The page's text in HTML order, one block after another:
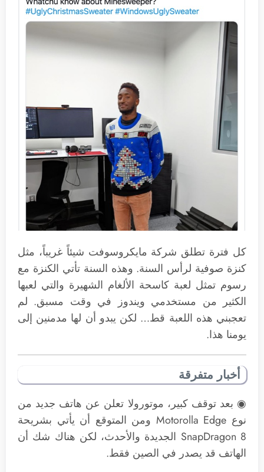
كل فترة تطلق شركة مايكروسوفت شيئاً غريباً، مثل
كنزة صوفية لرأس السنة. وهذه السنة تأتي الكنزة مع
رسوم تمثل لعبة كاسحة الألغام الشهيرة والتي لعبها
الكثير من مستخدمي ويندوز في وقت مسبق. لم
تعجبني هذه اللعبة قط… لكن يبدو أن لها مدمنين إلى
يومنا هذا.
أخبار متفرقة
◉ بعد توقف كبير، موتورولا تعلن عن هاتف جديد من
نوع Motorolla Edge ومن المتوقع أن يأتي بشريحة
SnapDragon 8 الجديدة والأحدث، لكن هناك شك أن
الهاتف قد يصدر في الصين فقط.